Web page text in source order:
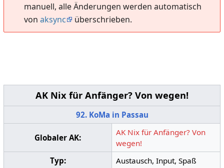
manuell, alle Änderungen werden automatisch
von aksync überschrieben.
AK Nix für Anfänger? Von wegen!
92. KoMa in Passau
Globaler AK:
AK Nix für Anfänger? Von
wegen!
Typ:
Austausch, Input, Spaß